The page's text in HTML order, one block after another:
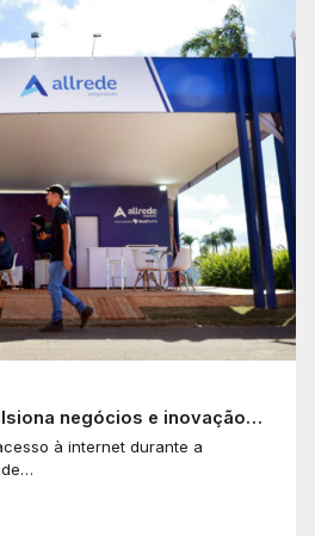
negócios e inovação…
à internet durante a